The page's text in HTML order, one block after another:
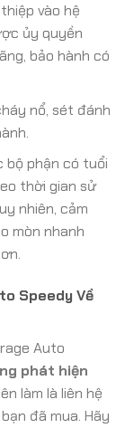
vào hệ
ủy quyền
bảo hành có
nổ, sét đánh
bộ phận có tuổi
thời gian sử
nhiên, cảm
mòn nhanh
Speedy Về
Auto
phát hiện
làm là liên hệ
đã mua. Hãy